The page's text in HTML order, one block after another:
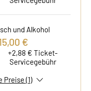
und Alkohol
€
+2,88 € Ticket-
Servicegebühr
Preise (1)